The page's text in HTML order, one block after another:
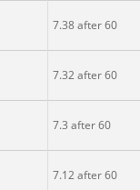
7.38 after 60
7.32 after 60
7.3 after 60
7.12 after 60